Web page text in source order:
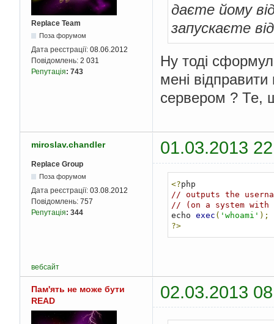
Replace Team
Поза форумом
Дата реєстрації: 08.06.2012
Повідомлень: 2 031
Репутація: 743
даєте йому
запускаєте
Ну тоді
мені
сервером ? Те,
miroslav.chandler 01.03.2013
Replace Group
Поза форумом
Дата реєстрації: 03.08.2012
Повідомлень: 757
Репутація: 344
<?
// outputs the
// (on a system with
echo exec ( 'whoami' );
?>
вебсайт
Пам'ять не може бути
READ
02.03.2013